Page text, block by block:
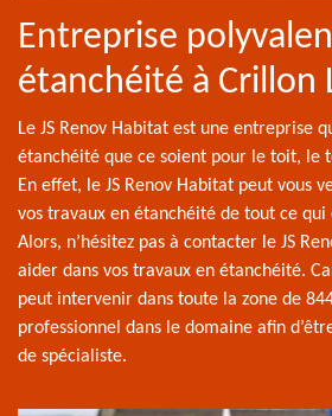
Entreprise
étanchéité à Crillon
Le JS Renov Habitat est une entreprise
étanchéité que ce soient pour le toit, le
En effet, le JS Renov Habitat peut vous
vos travaux en étanchéité de tout ce
Alors, n’hésitez pas à contacter le JS
aider dans vos travaux en étanchéité.
peut intervenir dans toute la zone de
professionnel dans le domaine afin
de spécialiste.